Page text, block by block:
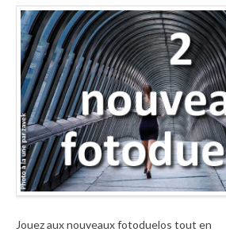
Jouez aux nouveaux fotoduelos tout en